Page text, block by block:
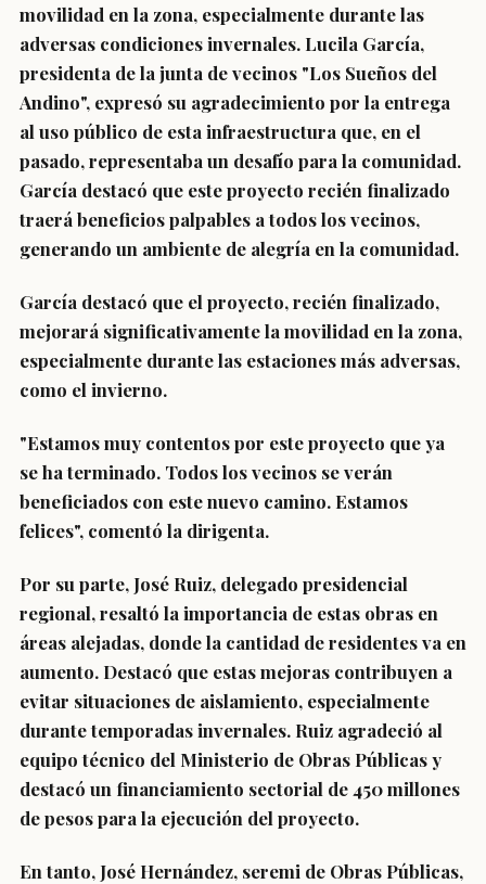
movilidad en la zona, especialmente durante las
adversas condiciones invernales. Lucila García,
presidenta de la junta de vecinos "Los Sueños del
Andino", expresó su agradecimiento por la entrega
al uso público de esta infraestructura que, en el
pasado, representaba un desafío para la comunidad.
García destacó que este proyecto recién finalizado
traerá beneficios palpables a todos los vecinos,
generando un ambiente de alegría en la comunidad.
García destacó que el proyecto, recién finalizado,
mejorará significativamente la movilidad en la zona,
especialmente durante las estaciones más adversas,
como el invierno.
"Estamos muy contentos por este proyecto que ya
se ha terminado. Todos los vecinos se verán
beneficiados con este nuevo camino. Estamos
felices", comentó la dirigenta.
Por su parte, José Ruiz, delegado presidencial
regional, resaltó la importancia de estas obras en
áreas alejadas, donde la cantidad de residentes va en
aumento. Destacó que estas mejoras contribuyen a
evitar situaciones de aislamiento, especialmente
durante temporadas invernales. Ruiz agradeció al
equipo técnico del Ministerio de Obras Públicas y
destacó un financiamiento sectorial de 450 millones
de pesos para la ejecución del proyecto.
En tanto, José Hernández, seremi de Obras Públicas,